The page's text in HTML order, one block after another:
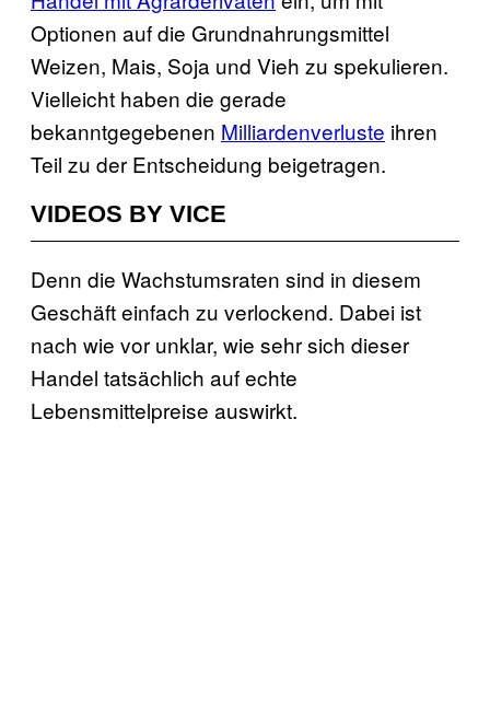
Optionen auf die Grundnahrungsmittel
Weizen, Mais, Soja und Vieh zu spekulieren.
Vielleicht haben die gerade
bekanntgegebenen Milliardenverluste ihren
Teil zu der Entscheidung beigetragen.
VIDEOS BY VICE
Denn die Wachstumsraten sind in diesem
Geschäft einfach zu verlockend. Dabei ist
nach wie vor unklar, wie sehr sich dieser
Handel tatsächlich auf echte
Lebensmittelpreise auswirkt.